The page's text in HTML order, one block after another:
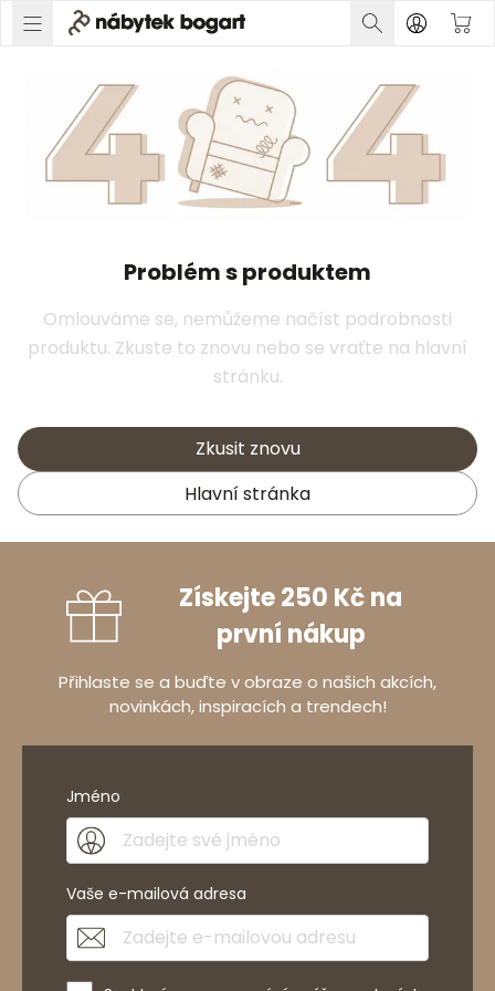
Problém s produktem
Omlouváme se, nemůžeme načíst podrobnosti
produktu. Zkuste to znovu nebo se vraťte na hlavní
stránku.
Zkusit znovu
Hlavní stránka
Získejte 250 Kč na
první nákup
Přihlaste se a buďte v obraze o našich akcích,
novinkách, inspiracích a trendech!
Jméno
Vaše e-mailová adresa